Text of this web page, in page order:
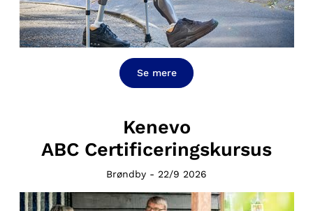
Se mere
Kenevo
ABC Certificeringskursus
Brøndby - 22/9 2026